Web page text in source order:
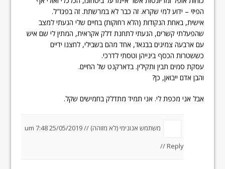
הפיזי – ידוע למי שקרא. זה כבר לא במרשתת. זה בפגז"ל.
אישית, באחת הנקודות (הלא רחוקות) בחיים שלי הגעתי למצב
שהפעלתי קשרים, הגעתי לתחנת דלק אקראית, המתין לי שם איש
עם ארבעה צמיגים בבגאז', אחד מהם בשבילי, לחצנו ידיים
כששטרות הכסף בינייהן וטסתי לדרכי.
עסקת סמים תבין ותקילין. בדארקנט של החיים.
והבן אדם ייבואן, כן?
אבל אני מכפת לי. אני תמיד מתדלק בחמישים שקל.
משתמש אנונימי (לא מזוהה) //25/05/2019 um 7:48
//Reply